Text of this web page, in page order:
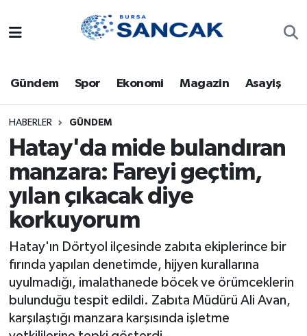
Gündem Spor Ekonomi Magazin Asayiş
HABERLER GÜNDEM
Hatay'da mide bulandıran
manzara: Fareyi geçtim,
yılan çıkacak diye
korkuyorum
Hatay'ın Dörtyol ilçesinde zabıta ekiplerince bir
fırında yapılan denetimde, hijyen kurallarına
uyulmadığı, imalathanede böcek ve örümceklerin
bulunduğu tespit edildi. Zabıta Müdürü Ali Avan,
karşılaştığı manzara karşısında işletme
Bursa
Dünya
Eğitim
Ekonomi
Genel
Gündem
Magazin
Sağlık
Trafik Durumu
Süper Lig Puan Durumu ve Fikstür
Tüm Manşetler
Son Dakika Haberleri
Haber Arşivi